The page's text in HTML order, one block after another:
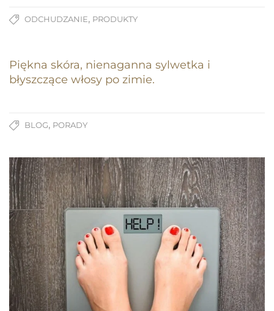
ODCHUDZANIE, PRODUKTY
Piękna skóra, nienaganna sylwetka i
błyszczące włosy po zimie.
BLOG, PORADY